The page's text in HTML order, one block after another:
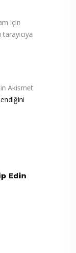
için
Akismet
Edin